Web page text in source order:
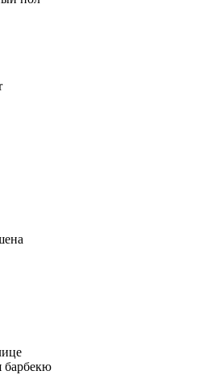
барбекю